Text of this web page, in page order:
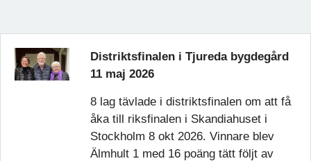
Distriktsfinalen i Tjureda bygdegård
11 maj 2026
8 lag tävlade i distriktsfinalen om att få
åka till riksfinalen i Skandiahuset i
Stockholm 8 okt 2026. Vinnare blev
Älmhult 1 med 16 poäng tätt följt av